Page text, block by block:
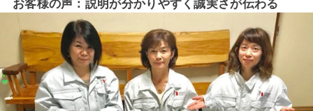
お客様の声：説明が分かりやすく誠実さが伝わる